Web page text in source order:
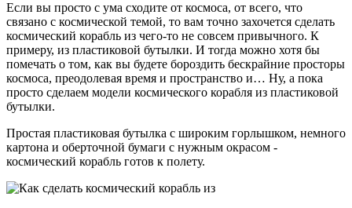
Если вы просто с ума сходите от космоса, от всего, что
связано с космической темой, то вам точно захочется сделать
космический корабль из чего-то не совсем привычного. К
примеру, из пластиковой бутылки. И тогда можно хотя бы
помечать о том, как вы будете бороздить бескрайние просторы
космоса, преодолевая время и пространство и… Ну, а пока
просто сделаем модели космического корабля из пластиковой
бутылки.
Простая пластиковая бутылка с широким горлышком, немного
картона и оберточной бумаги с нужным окрасом -
космический корабль готов к полету.